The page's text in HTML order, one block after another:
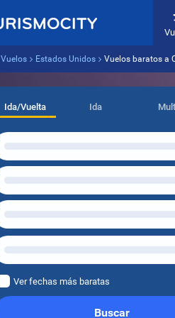
Vuelos Estados Unidos Vuelos baratos a
Ida/Vuelta Ida
Ver fechas más baratas
Buscar